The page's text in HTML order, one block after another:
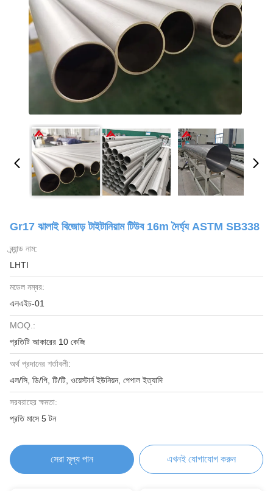
Gr17 ঝালাই বিজোড় টাইটানিয়াম টিউব 16m দৈর্ঘ্য ASTM SB338
ব্র্যান্ড নাম:
LHTI
মডেল নম্বর:
এলএইচ-01
MOQ.:
প্রতিটি আকারের 10 কেজি
অর্থ প্রদানের শর্তাবলী:
এল/সি, ডি/পি, টি/টি, ওয়েস্টার্ন ইউনিয়ন, পেপাল ইত্যাদি
সরবরাহের ক্ষমতা:
প্রতি মাসে 5 টন
সেরা মূল্য পান এখনই যোগাযোগ করুন